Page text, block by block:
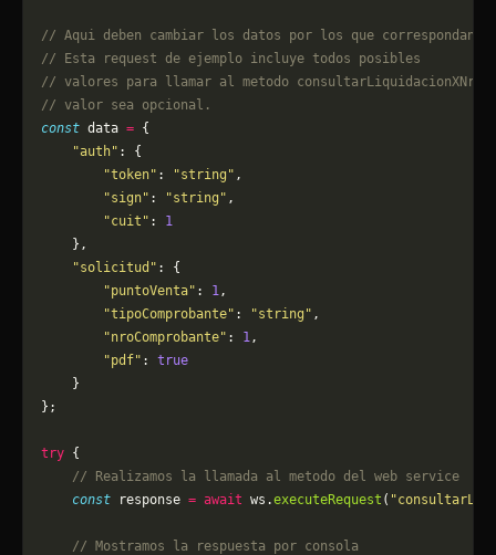
// Aqui deben cambiar los datos por los que correspondan.
// Esta request de ejemplo incluye todos posibles
// valores para llamar al metodo
// valor sea opcional.
const data = {
    "auth"
: {
        "token"
: "string" ,
        "sign"
: "string" ,
        "cuit"
: 1
    },
    "solicitud"
: {
        "puntoVenta"
: 1,
        "tipoComprobante"
: "string" ,
        "nroComprobante"
: 1,
        "pdf"
: true
    }
};
try {
    // Realizamos la llamada al metodo del web service
    const
response = await ws.executeRequest (
    // Mostramos la respuesta por consola